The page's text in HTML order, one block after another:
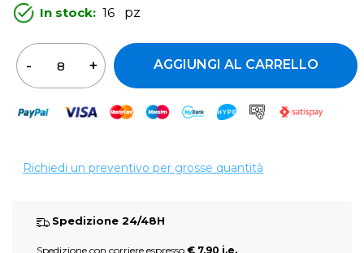
In stock: 16 pz
AGGIUNGI AL CARRELLO
Richiedi un preventivo per grosse quantità
Spedizione 24/48H
Spedizione con corriere espresso € 7,90 i.e.